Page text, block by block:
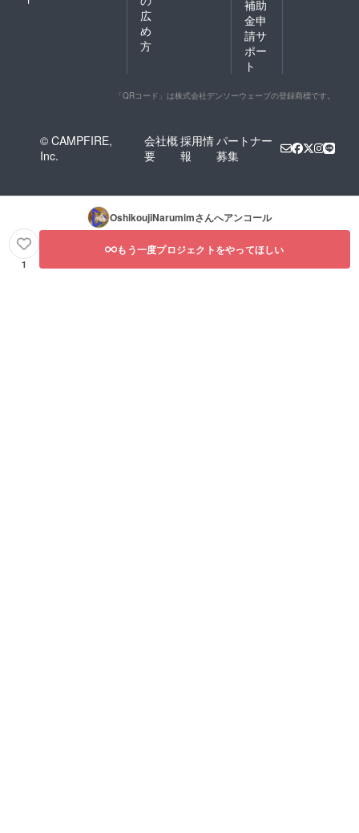
広
め
方
補助
金申
請サ
ポー
ト
「QRコード」は株式会社デンソーウェーブの登録商標です。
© CAMPFIRE,
Inc.
会社概
要
採用情
報
パートナー
募集
OshikoujiNarumimさんへアンコール
1
もう一度プロジェクトをやってほしい